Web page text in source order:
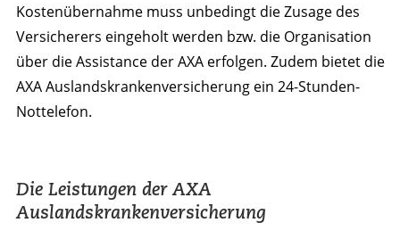
Kostenübernahme muss unbedingt die Zusage des
Versicherers eingeholt werden bzw. die Organisation
über die Assistance der AXA erfolgen. Zudem bietet die
AXA Auslandskrankenversicherung ein 24-Stunden-
Nottelefon.
Die Leistungen der AXA
Auslandskrankenversicherung